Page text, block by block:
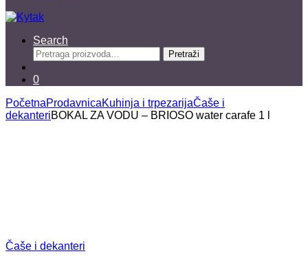
Search
Pretraga
za:
Pretraži
0
PočetnaProdavnicaKuhinja i trpezarijaČaše i
dekanteriBOKAL ZA VODU – BRIOSO water carafe 1 l
Čaše i dekanteri